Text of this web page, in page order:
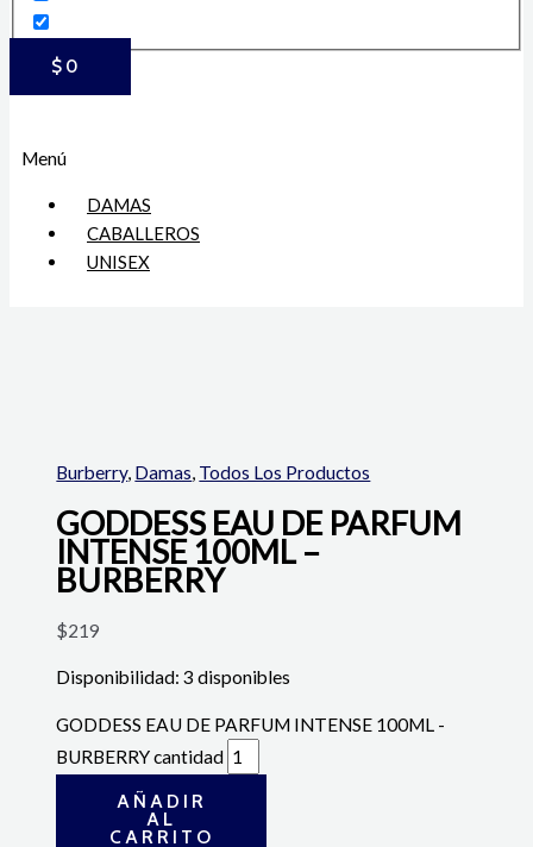
$ 0
Menú
DAMAS
CABALLEROS
UNISEX
Burberry, Damas, Todos Los Productos
GODDESS EAU DE PARFUM
INTENSE 100ML –
BURBERRY
$219
Disponibilidad: 3 disponibles
GODDESS EAU DE PARFUM INTENSE 100ML -
BURBERRY cantidad
AÑADIR
AL
CARRITO